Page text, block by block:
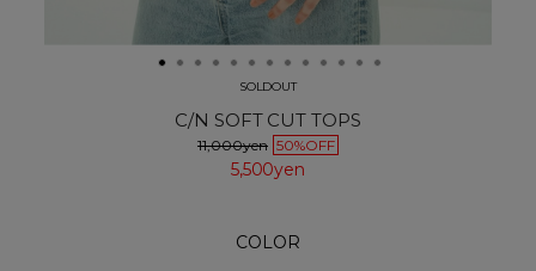
SOLDOUT
C/N SOFT CUT TOPS
11,000yen 50%OFF
5,500yen
COLOR